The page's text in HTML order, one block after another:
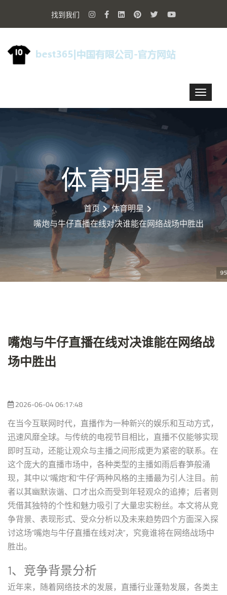
找到我们
体育明星
首页
体育明星
嘴炮与牛仔直播在线对决谁能在网络战场中胜出
嘴炮与牛仔直播在线对决谁能在网络战
场中胜出
2026-06-04 06:17:48
在当今互联网时代，直播作为一种新兴的娱乐和互动方式，
迅速风靡全球。与传统的电视节目相比，直播不仅能够实现
即时互动，还能让观众与主播之间形成更为紧密的联系。在
这个庞大的直播市场中，各种类型的主播如雨后春笋般涌
现，其中以“嘴炮”和“牛仔”两种风格的主播最为引人注目。前
者以其幽默诙谐、口才出众而受到年轻观众的追捧；后者则
凭借其独特的个性和魅力吸引了大量忠实粉丝。本文将从竞
争背景、表现形式、受众分析以及未来趋势四个方面深入探
讨这场“嘴炮与牛仔直播在线对决”，究竟谁将在网络战场中
胜出。
1、竞争背景分析
近年来，随着网络技术的发展，直播行业蓬勃发展，各类主